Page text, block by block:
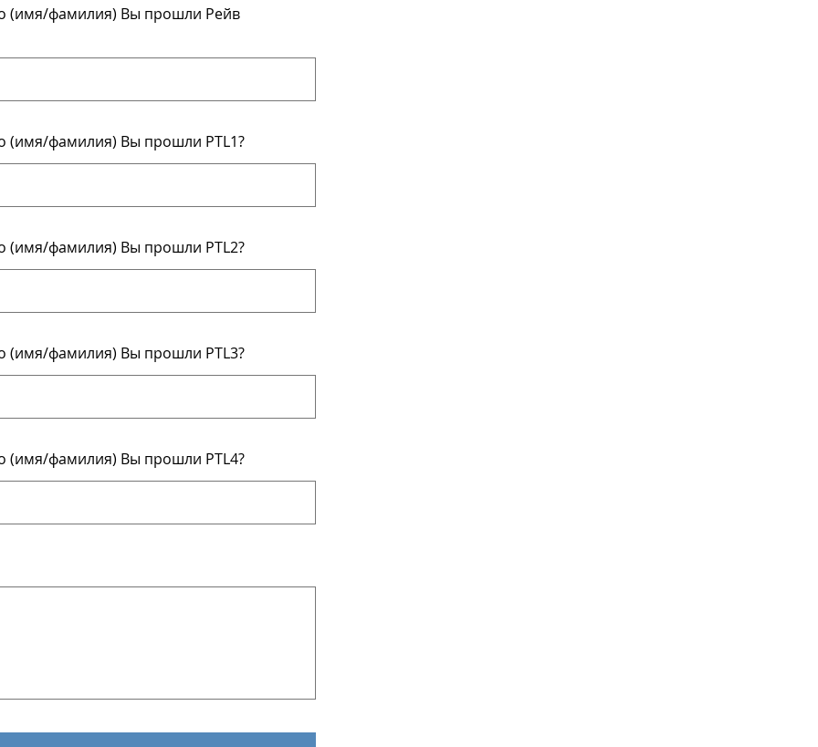
(имя/фамилия) Вы прошли Рейв
(имя/фамилия) Вы прошли PTL1?
(имя/фамилия) Вы прошли PTL2?
(имя/фамилия) Вы прошли PTL3?
(имя/фамилия) Вы прошли PTL4?